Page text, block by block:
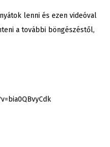
lenni és ezen videóval
a további böngészéstől,